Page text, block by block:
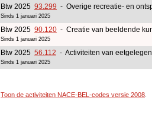
Btw 2025 93.299 - Overige recreatie- en
Sinds 1 januari 2025
Btw 2025 90.120 - Creatie van beeldende
Sinds 1 januari 2025
Btw 2025 56.112 - Activiteiten van
Sinds 1 januari 2025
Toon de activiteiten NACE-BEL-codes versie 2008